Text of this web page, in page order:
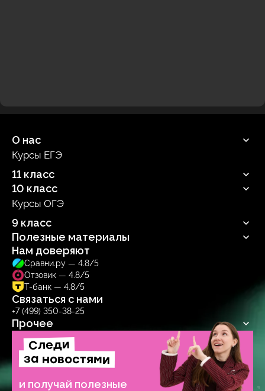
О нас
Продюсерский центр
Курсы ЕГЭ
11 класс
Русский язык
Профильная математика
Обществознание
Биология
10 класс
Русский язык
Профильная математика
Информатика
Обществознание
Биология
Курсы ОГЭ
9 класс
Русский язык
Полезные материалы
Блог
Учебник
Тренажер
Нам доверяют
Сравни.ру — 4.8/5
Отзовик — 4.8/5
Т-банк — 4.8/5
Связаться с нами
+7 (499) 350-38-25
Прочее
Договор-оферта
Политика обработки персональных данных
Образовательная лицензия № Л035‑1271‑78/1277314
Следи
за новостями
и получай полезные